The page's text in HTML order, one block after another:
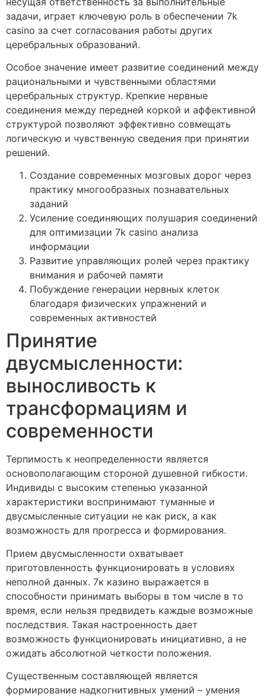
задачи, играет ключевую роль в обеспечении 7k
casino за счет согласования работы других
церебральных образований.
Особое значение имеет развитие соединений между
рациональными и чувственными областями
церебральных структур. Крепкие нервные
соединения между передней коркой и аффективной
структурой позволяют эффективно совмещать
логическую и чувственную сведения при принятии
решений.
Создание современных мозговых дорог через
практику многообразных познавательных
заданий
Усиление соединяющих полушария соединений
для оптимизации 7k casino анализа
информации
Развитие управляющих ролей через практику
внимания и рабочей памяти
Побуждение генерации нервных клеток
благодаря физических упражнений и
современных активностей
Принятие
двусмысленности:
выносливость к
трансформациям и
современности
Терпимость к неопределенности является
основополагающим стороной душевной гибкости.
Индивиды с высоким степенью указанной
характеристики воспринимают туманные и
двусмысленные ситуации не как риск, а как
возможность для прогресса и формирования.
Прием двусмысленности охватывает
приготовленность функционировать в условиях
неполной данных. 7к казино выражается в
способности принимать выборы в том числе в то
время, если нельзя предвидеть каждые возможные
последствия. Такая настроенность дает
возможность функционировать инициативно, а не
ожидать абсолютной четкости положения.
Существенным составляющей является
формирование надкогнитивных умений – умения